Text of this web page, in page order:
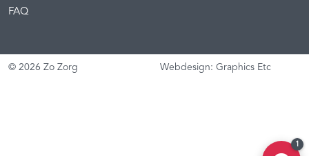
FAQ
© 2026 Zo Zorg Webdesign: Graphics Etc
1